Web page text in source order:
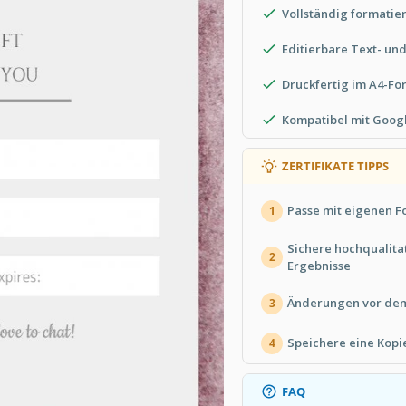
Vollständig
Editierbare Text-
Druckfertig im A4-
Kompatibel mit
ZERTIFIKATE TIPPS
1 Passe mit eigenen
2
Sichere
Ergebnisse
3 Änderungen vor
4 Speichere eine
FAQ